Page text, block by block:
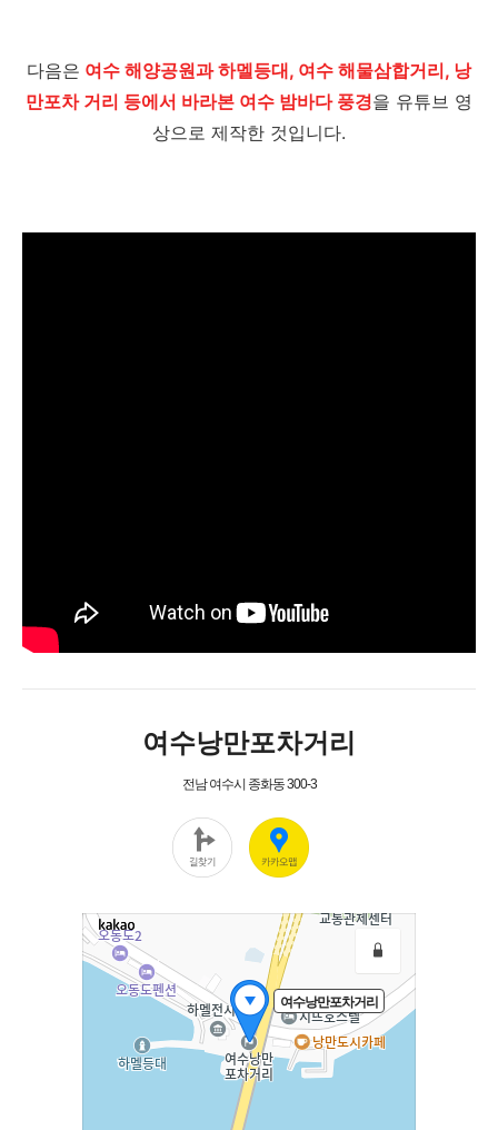
다음은 여수 해양공원과 하멜등대, 여수 해물삼합거리, 낭
만포차 거리 등에서 바라본 여수 밤바다 풍경을 유튜브 영
상으로 제작한 것입니다.